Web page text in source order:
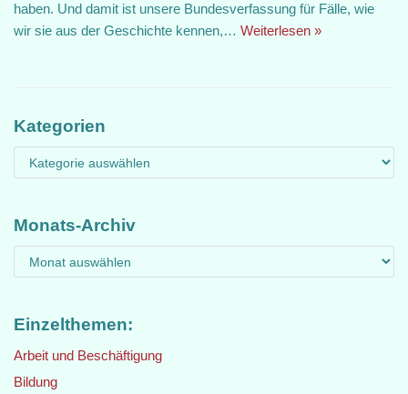
haben. Und damit ist unsere Bundesverfassung für Fälle, wie
wir sie aus der Geschichte kennen,… Weiterlesen »
Kategorien
Monats-Archiv
Einzelthemen:
Arbeit und Beschäftigung
Bildung